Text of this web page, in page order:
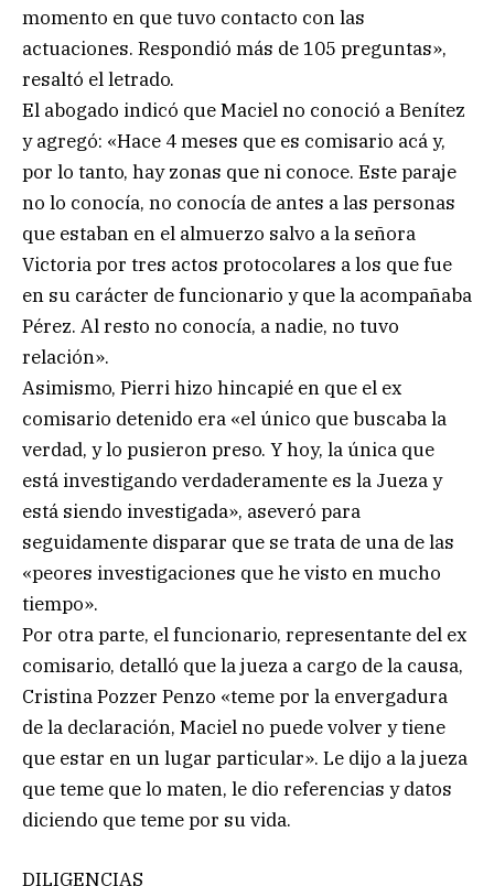
momento en que tuvo contacto con las
actuaciones. Respondió más de 105 preguntas»,
resaltó el letrado.
El abogado indicó que Maciel no conoció a Benítez
y agregó: «Hace 4 meses que es comisario acá y,
por lo tanto, hay zonas que ni conoce. Este paraje
no lo conocía, no conocía de antes a las personas
que estaban en el almuerzo salvo a la señora
Victoria por tres actos protocolares a los que fue
en su carácter de funcionario y que la acompañaba
Pérez. Al resto no conocía, a nadie, no tuvo
relación».
Asimismo, Pierri hizo hincapié en que el ex
comisario detenido era «el único que buscaba la
verdad, y lo pusieron preso. Y hoy, la única que
está investigando verdaderamente es la Jueza y
está siendo investigada», aseveró para
seguidamente disparar que se trata de una de las
«peores investigaciones que he visto en mucho
tiempo».
Por otra parte, el funcionario, representante del ex
comisario, detalló que la jueza a cargo de la causa,
Cristina Pozzer Penzo «teme por la envergadura
de la declaración, Maciel no puede volver y tiene
que estar en un lugar particular». Le dijo a la jueza
que teme que lo maten, le dio referencias y datos
diciendo que teme por su vida.
DILIGENCIAS